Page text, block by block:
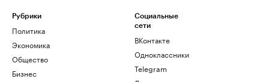
Рубрики
Политика
Экономика
Общество
Бизнес
Социальные
сети
ВКонтакте
Одноклассники
Telegram